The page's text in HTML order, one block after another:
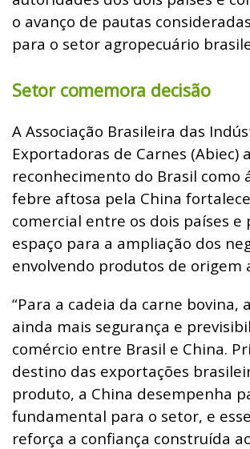
o avanço de pautas
para o setor agropecuário
Setor comemora decisão
A Associação Brasileira das
Exportadoras de Carnes (Abiec)
reconhecimento do Brasil como
febre aftosa pela China
comercial entre os dois países e
espaço para a ampliação dos
envolvendo produtos de origem
“Para a cadeia da carne bovina,
ainda mais segurança e
comércio entre Brasil e China.
destino das exportações
produto, a China desempenha
fundamental para o setor, e
reforça a confiança construída